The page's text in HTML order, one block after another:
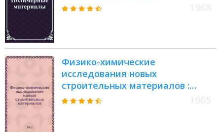
Физико-химические
исследования новых
строительных материалов :
Сборник статей